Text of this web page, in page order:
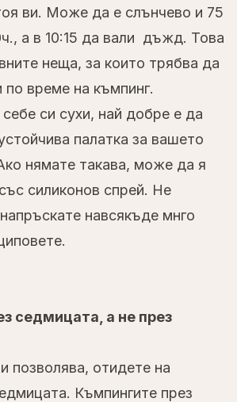
ви. Може да е слънчево и 75
а в 10:15 да вали дъжд. Това
неща, за които трябва да
по време на къмпинг.
си сухи, най добре е да
палатка за вашето
нямате такава, може да я
силиконов спрей. Не
навсякъде мнго
седмицата, а не през
позволява, отидете на
Къмпингите през